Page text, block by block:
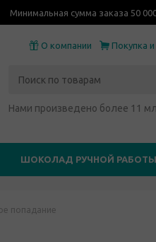
Минимальная сумма заказа 50
О компании Покупка
Нами произведено более 11
ШОКОЛАД РУЧНОЙ РАБОТЫ
попадание